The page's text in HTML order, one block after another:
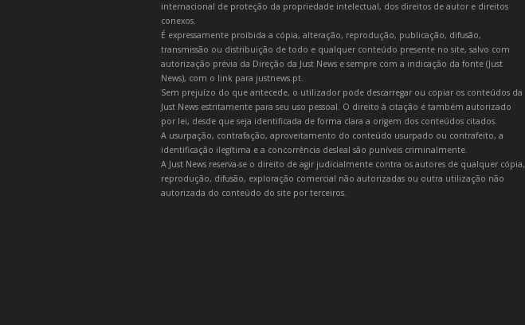
internacional de proteção da propriedade intelectual, dos direitos de autor e direitos
conexos.
É expressamente proibida a cópia, alteração, reprodução, publicação, difusão,
transmissão ou distribuição de todo e qualquer conteúdo presente no site, salvo com
autorização prévia da Direção da Just News e sempre com a indicação da fonte (Just
News), com o link para justnews.pt.
Sem prejuízo do que antecede, o utilizador pode descarregar ou copiar os conteúdos da
Just News estritamente para seu uso pessoal. O direito à citação é também autorizado
por lei, desde que seja identificada de forma clara a origem dos conteúdos citados.
A usurpação, contrafação, aproveitamento do conteúdo usurpado ou contrafeito, a
identificação ilegítima e a concorrência desleal são puníveis criminalmente.
A Just News reserva-se o direito de agir judicialmente contra os autores de qualquer cópia,
reprodução, difusão, exploração comercial não autorizadas ou outra utilização não
autorizada do conteúdo do site por terceiros.